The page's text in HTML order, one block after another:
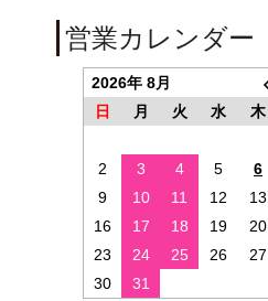
営業カレンダー
2026年 8月
日
月 火 水 木
2
3 4 5 6
9
10 11 12 13
16
17 18 19 20
23
24 25 26 27
30
31